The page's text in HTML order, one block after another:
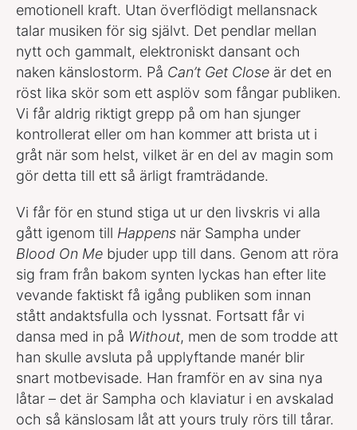
emotionell kraft. Utan överflödigt mellansnack
talar musiken för sig självt. Det pendlar mellan
nytt och gammalt, elektroniskt dansant och
naken känslostorm. På Can’t Get Close är det en
röst lika skör som ett asplöv som fångar publiken.
Vi får aldrig riktigt grepp på om han sjunger
kontrollerat eller om han kommer att brista ut i
gråt när som helst, vilket är en del av magin som
gör detta till ett så ärligt framträdande.
Vi får för en stund stiga ut ur den livskris vi alla
gått igenom till Happens när Sampha under
Blood On Me bjuder upp till dans. Genom att röra
sig fram från bakom synten lyckas han efter lite
vevande faktiskt få igång publiken som innan
stått andaktsfulla och lyssnat. Fortsatt får vi
dansa med in på Without, men de som trodde att
han skulle avsluta på upplyftande manér blir
snart motbevisade. Han framför en av sina nya
låtar – det är Sampha och klaviatur i en avskalad
och så känslosam låt att yours truly rörs till tårar.